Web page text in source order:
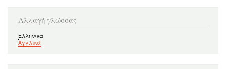
Αλλαγή γλώσσας
Ελληνικά
Αγγλικά